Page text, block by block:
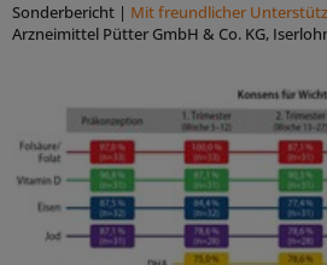
Sonderbericht | Mit freundlicher
Arzneimittel Pütter GmbH & Co. KG,